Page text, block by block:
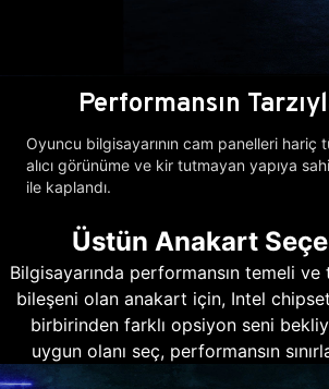
Performansın
Oyuncu bilgisayarının cam panelleri hariç
alıcı görünüme ve kir tutmayan yapıya
ile kaplandı.
Üstün Anakart
Bilgisayarında performansın temeli ve
bileşeni olan anakart için, Intel
birbirinden farklı opsiyon seni
uygun olanı seç, performansın